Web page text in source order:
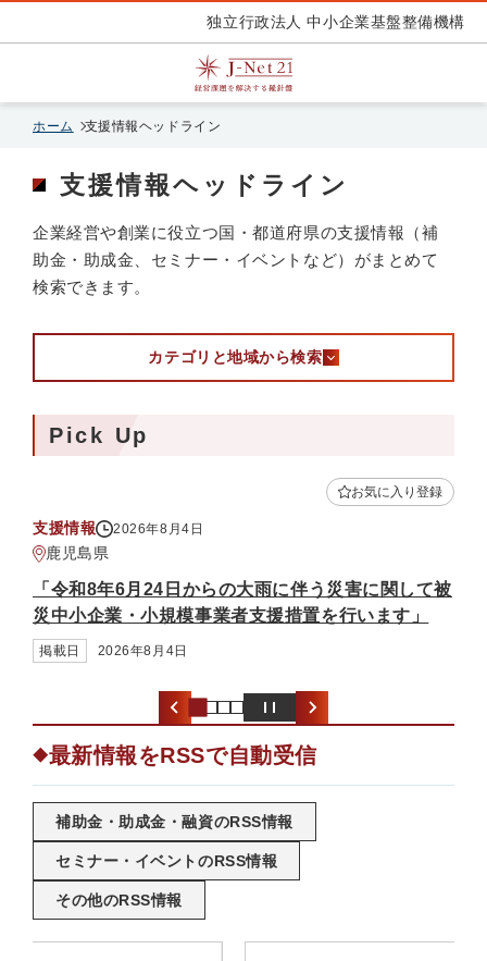
独立行政法人 中小企業基盤整備機構
ホーム 支援情報ヘッドライン
支援情報ヘッドライン
企業経営や創業に役立つ国・都道府県の支援情報（補
助金・助成金、セミナー・イベントなど）がまとめて
検索できます。
カテゴリと地域から検索
Pick Up
雨に伴う災害に関して被
支援措置を行います」
「中小企業省力化投資補助金
募）」
◆最新情報をRSSで自動受信
補助金・助成金・融資のRSS情報
セミナー・イベントのRSS情報
その他のRSS情報